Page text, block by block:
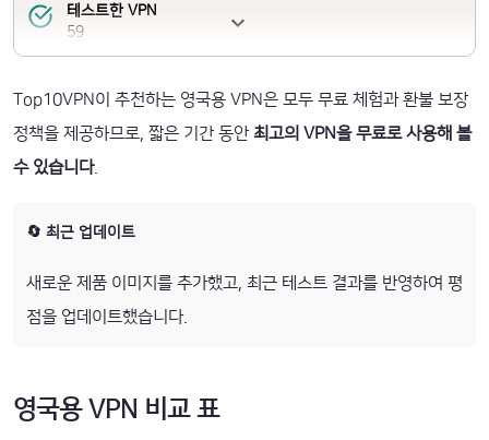
테스트한 VPN
59
총 경력 연수
50+
Top10VPN이 추천하는 영국용 VPN은 모두 무료 체험과 환불 보장
정책을 제공하므로, 짧은 기간 동안 최고의 VPN을 무료로 사용해 볼
수 있습니다.
🔄 최근 업데이트
새로운 제품 이미지를 추가했고, 최근 테스트 결과를 반영하여 평
점을 업데이트했습니다.
영국용 VPN 비교 표